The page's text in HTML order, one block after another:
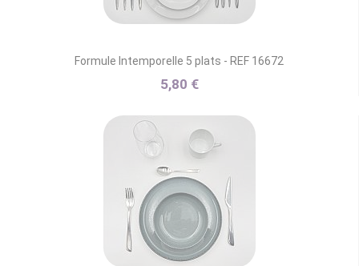
Formule Intemporelle 5 plats - REF 16672
5,80 €